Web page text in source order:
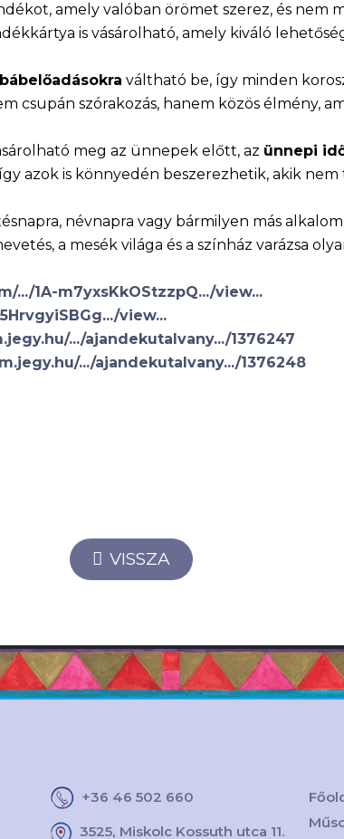
amely valóban örömet szerez, és nem
is vásárolható, amely kiváló
bábelőadásokra váltható be, így minden
csupán szórakozás, hanem közös élmény,
meg az ünnepek előtt, az ünnepi
azok is könnyedén beszerezhetik, akik
névnapra vagy bármilyen más
a mesék világa és a színház varázsa
.../1A-m7yxsKkOStzzpQ.../view...
view...
.../ajandekutalvany.../1376247
.../ajandekutalvany.../1376248
VISSZA
+36 46 502 660
3525, Miskolc Kossuth utca 11.